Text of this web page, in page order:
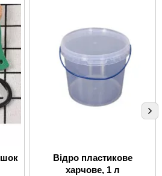
Відро пластикове
харчове, 1 л